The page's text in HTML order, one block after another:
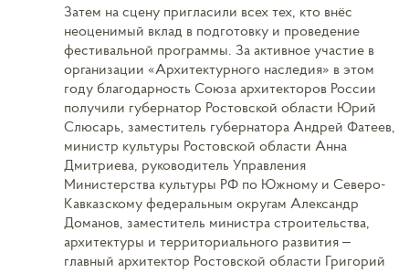
Затем на сцену пригласили всех тех, кто внёс
неоценимый вклад в подготовку и проведение
фестивальной программы. За активное участие в
организации «Архитектурного наследия» в этом
году благодарность Союза архитекторов России
получили губернатор Ростовской области Юрий
Слюсарь, заместитель губернатора Андрей Фатеев,
министр культуры Ростовской области Анна
Дмитриева, руководитель Управления
Министерства культуры РФ по Южному и Северо-
Кавказскому федеральным округам Александр
Доманов, заместитель министра строительства,
архитектуры и территориального развития –
главный архитектор Ростовской области Григорий